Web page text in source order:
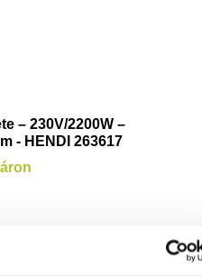
– 230V/2200W –
- HENDI 263617